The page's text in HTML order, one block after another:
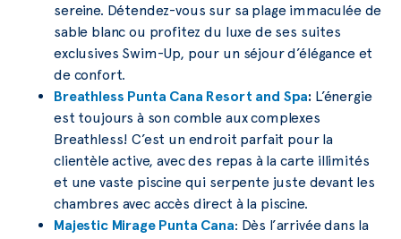
sereine. Détendez-vous sur sa plage immaculée de
sable blanc ou profitez du luxe de ses suites
exclusives Swim-Up, pour un séjour d’élégance et
de confort.
Breathless Punta Cana Resort and Spa: L’énergie
est toujours à son comble aux complexes
Breathless! C’est un endroit parfait pour la
clientèle active, avec des repas à la carte illimités
et une vaste piscine qui serpente juste devant les
chambres avec accès direct à la piscine.
Majestic Mirage Punta Cana: Dès l’arrivée dans la